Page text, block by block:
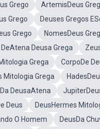
Grego
ArtemisDeus
Grego
Deuses Gregos
Grego
NomesDeus
Deusa Grega
Grega
CorpoDe
Mitologia Grega
DeusaAtena
Deus
DeusHermes
O Homem
DeusDa